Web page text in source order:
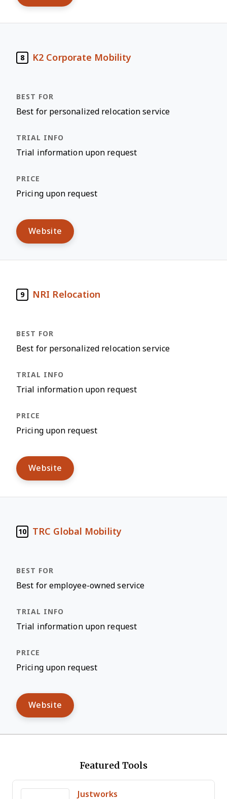
8 K2 Corporate Mobility
Best for personalized relocation service
Trial information upon request
Pricing upon request
Website
9 NRI Relocation
Best for personalized relocation service
Trial information upon request
Pricing upon request
Website
10 TRC Global Mobility
Best for employee-owned service
Trial information upon request
Pricing upon request
Website
Featured Tools
Justworks